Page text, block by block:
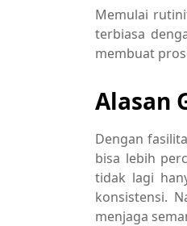
Memulai
terbiasa
membuat
Alasan
Dengan
bisa lebih
tidak lagi
konsistensi.
menjaga